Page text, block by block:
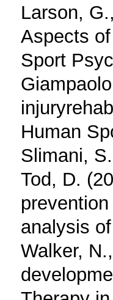
Larson,
Aspects
Sport
Human
Slimani,
Tod, D.
analysis
Walker,